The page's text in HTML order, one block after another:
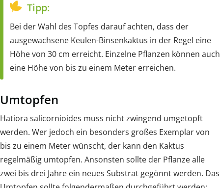
Tipp:
Bei der Wahl des Topfes darauf achten, dass der
ausgewachsene Keulen-Binsenkaktus in der Regel eine
Höhe von 30 cm erreicht. Einzelne Pflanzen können auch
eine Höhe von bis zu einem Meter erreichen.
Umtopfen
Hatiora salicornioides muss nicht zwingend umgetopft
werden. Wer jedoch ein besonders großes Exemplar von
bis zu einem Meter wünscht, der kann den Kaktus
regelmäßig umtopfen. Ansonsten sollte der Pflanze alle
zwei bis drei Jahre ein neues Substrat gegönnt werden. Das